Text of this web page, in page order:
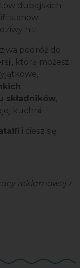
dubajskich
stanowi
hit!
podróż do
którą możesz
składników,
kuchni.
i ciesz się
reklamowej z